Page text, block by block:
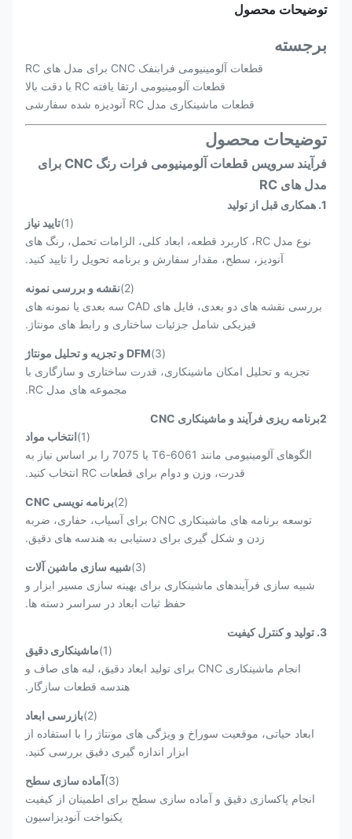
توضیحات محصول
برجسته
قطعات آلومینیومی فرابنفک CNC برای مدل های RC
قطعات آلومینیومی ارتقا یافته RC با دقت بالا
قطعات ماشینکاری مدل RC آنودیزه شده سفارشی
توضیحات محصول
فرآیند سرویس قطعات آلومینیومی فرات رنگ CNC برای
مدل های RC
1. همکاری قبل از تولید
(1)
تایید نیاز
نوع مدل RC، کاربرد قطعه، ابعاد کلی، الزامات تحمل، رنگ های
آنوديز، سطح، مقدار سفارش و برنامه تحویل را تایید کنید.
(2)
نقشه و بررسی نمونه
بررسی نقشه های دو بعدی، فایل های CAD سه بعدی یا نمونه های
فیزیکی شامل جزئیات ساختاری و رابط های مونتاژ.
(3)
DFM و تجزیه و تحلیل مونتاژ
تجزیه و تحلیل امکان ماشینکاری، قدرت ساختاری و سازگاری با
مجموعه های مدل RC.
2برنامه ریزی فرآیند و ماشینکاری CNC
(1)
انتخاب مواد
الگوهای آلومینیومی مانند 6061-T6 یا 7075 را بر اساس نیاز به
قدرت، وزن و دوام برای قطعات RC انتخاب کنید.
(2)
برنامه نویسی CNC
توسعه برنامه های ماشینکاری CNC برای آسیاب، حفاری، ضربه
زدن و شکل گیری برای دستیابی به هندسه های دقیق.
(3)
شبیه سازی ماشین آلات
شبیه سازی فرآیندهای ماشینکاری برای بهینه سازی مسیر ابزار و
حفظ ثبات ابعاد در سراسر دسته ها.
3. تولید و کنترل کیفیت
(1)
ماشینکاری دقیق
انجام ماشینکاری CNC برای تولید ابعاد دقیق، لبه های صاف و
هندسه قطعات سازگار.
(2)
بازرسی ابعاد
ابعاد حیاتی، موقعیت سوراخ و ویژگی های مونتاژ را با استفاده از
ابزار اندازه گیری دقیق بررسی کنید.
(3)
آماده سازی سطح
انجام پاکسازی دقیق و آماده سازی سطح برای اطمینان از کیفیت
یکنواخت آنودیزاسیون